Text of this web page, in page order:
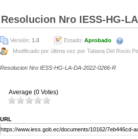
Resolucion Nro IESS-HG-
Versión: 1.0 Estado: Aprobado
Modificado por última vez por Tatiana Del Rocio
Resolucion Nro IESS-HG-LA-DA-2022-0266-R
Average (0 Votes)
URL